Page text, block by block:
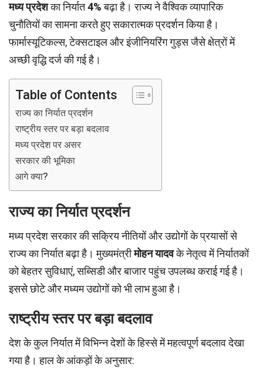
मध्य प्रदेशका निर्यात4%बढ़ा है। राज्य ने वैश्विक व्यापारिक
चुनौतियों का सामना करते हुए सकारात्मक प्रदर्शन किया है।
फार्मास्यूटिकल्स, टेक्सटाइल और इंजीनियरिंग गुड्स जैसे क्षेत्रों में
अच्छी वृद्धि दर्ज की गई है।
Table of Contents
राज्य का निर्यात प्रदर्शन
राष्ट्रीय स्तर पर बड़ा बदलाव
मध्य प्रदेश पर असर
सरकार की भूमिका
आगे क्या?
राज्य का निर्यात प्रदर्शन
मध्य प्रदेश सरकार की सक्रिय नीतियों और उद्योगों के प्रयासों से
राज्य का निर्यात बढ़ा है। मुख्यमंत्रीमोहन यादवके नेतृत्व में निर्यातकों
को बेहतर सुविधाएं, सब्सिडी और बाजार पहुंच उपलब्ध कराई गई है।
इससे छोटे और मध्यम उद्योगों को भी लाभ हुआ है।
राष्ट्रीय स्तर पर बड़ा बदलाव
देश के कुल निर्यात में विभिन्न देशों के हिस्से में महत्वपूर्ण बदलाव देखा
गया है। हाल के आंकड़ों के अनुसार: